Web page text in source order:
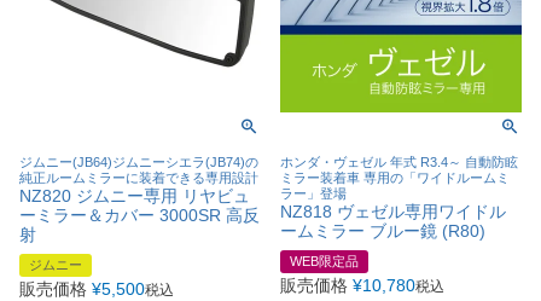
ジムニー(JB64)ジムニーシエラ(JB74)の
純正ルームミラーに装着できる専用設計
NZ820 ジムニー専用 リヤビュ
ーミラー＆カバー 3000SR 高反
射
ジムニー
販売価格 ¥5,500税込
ホンダ・ヴェゼル 年式 R3.4～ 自動防眩
ミラー装着車 専用の「ワイドルームミ
ラー」登場
NZ818 ヴェゼル専用ワイドル
ームミラー ブルー鏡 (R80)
WEB限定品
販売価格 ¥10,780税込